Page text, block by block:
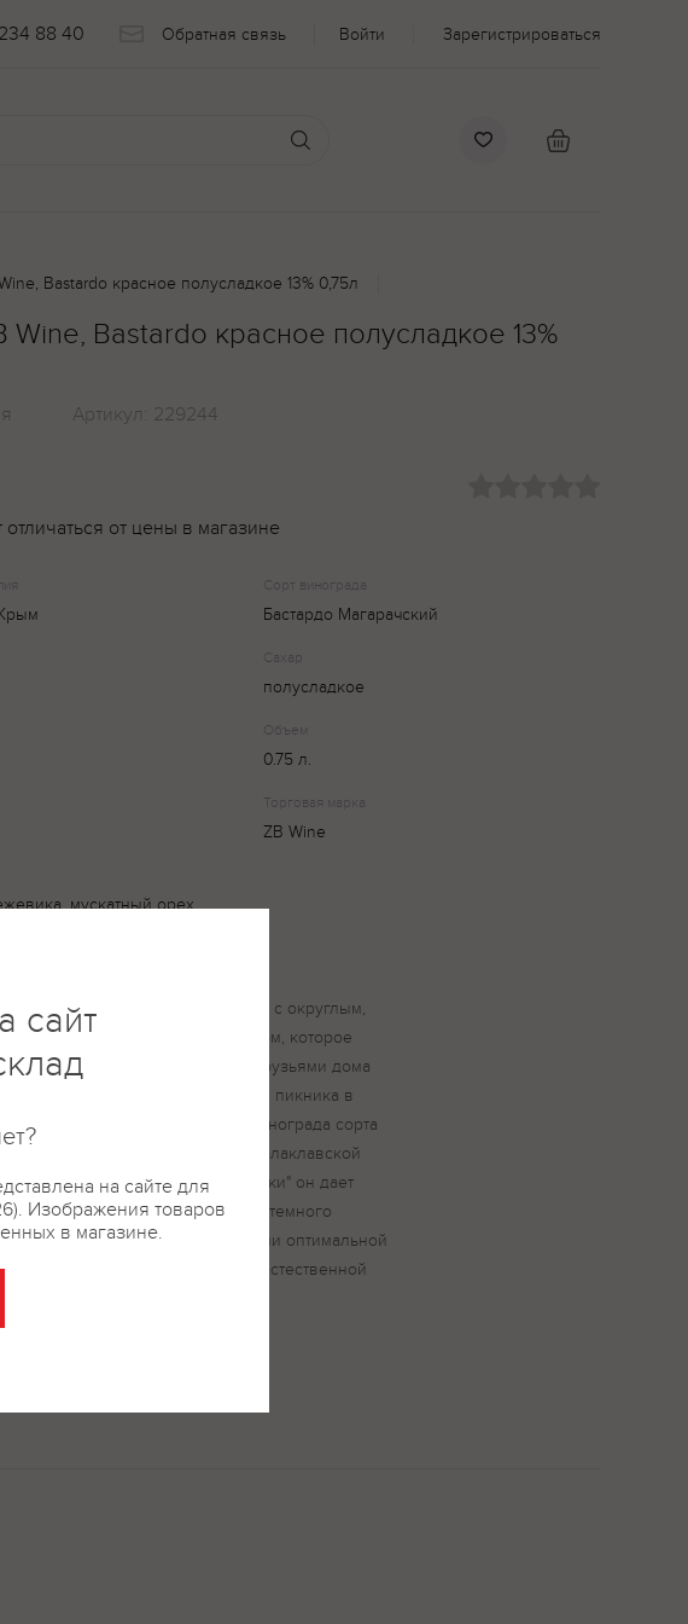
88 40 Обратная связь Войти Зарегистрироваться
Bastardo красное полусладкое 13% 0,75л
Wine, Bastardo красное полусладкое 13%
Артикул: 229244
от цены в магазине
Сорт винограда
Бастардо Магарачский
Сахар
полусладкое
Объем
0.75 л.
Торговая марка
ZB Wine
мускатный орех,
— красное полусладкое вино с округлым,
хорошо сбалансированным вкусом, которое
для встречи с близкими друзьями дома
станет отличным дополнением пикника в
день. Вино производится из винограда сорта
который созревает в Балаклавской
осени. Винам "Золотой Балки" он дает
палитру и узнаваемые нотки темного
собирается вручную в стадии оптимальной
обеспечить нужный уровень естественной
вине.
сайт
на сайте для
Изображения товаров
в магазине.